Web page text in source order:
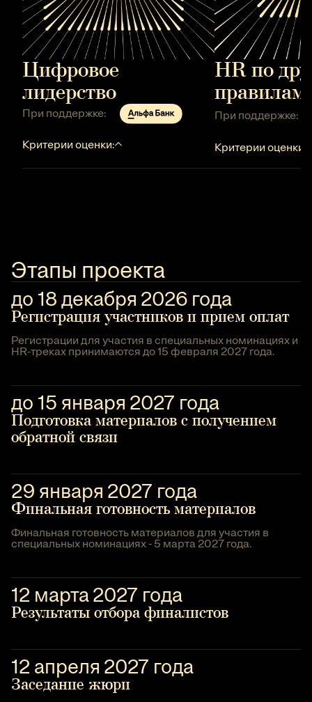
Цифровое
лидерство
При поддержке:
Критерии оценки:
HR по
правилам
При поддержке:
Критерии оценки:
Этапы проекта
до 18 декабря 2026 года
Регистрация участников и прием оплат
Регистрации для участия в специальных номинациях и
HR-треках принимаются до 15 февраля 2027 года.
до 15 января 2027 года
Подготовка материалов с получением
обратной связи
29 января 2027 года
Финальная готовность материалов
Финальная готовность материалов для участия в
специальных номинациях - 5 марта 2027 года.
12 марта 2027 года
Результаты отбора финалистов
12 апреля 2027 года
Заседание жюри